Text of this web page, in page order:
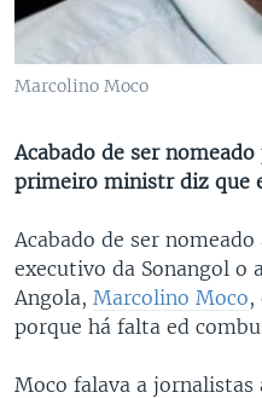
Marcolino Moco
Acabado de ser
primeiro ministr diz que
Acabado de ser
executivo da Sonangol
Angola, Marcolino Moco,
porque há falta ed
Moco falava a jornalistas